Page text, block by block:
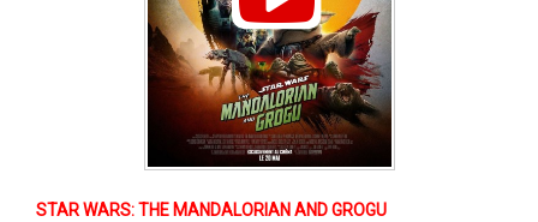
STAR WARS: THE MANDALORIAN AND GROGU